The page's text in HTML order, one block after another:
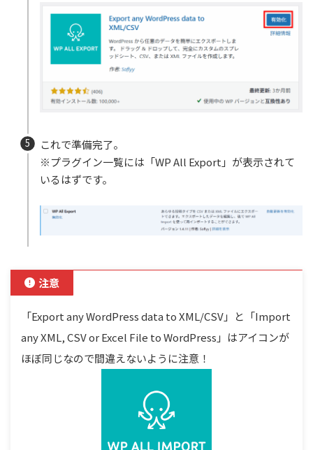
これで準備完了。
※プラグイン一覧には「WP All Export」が表示されて
いるはずです。
注意
「Export any WordPress data to XML/CSV」と「Import
any XML, CSV or Excel File to WordPress」はアイコンが
ほぼ同じなので間違えないように注意！